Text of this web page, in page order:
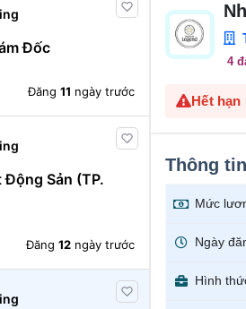
Đốc
Đăng 11 ngày trước
Sản (TP.
Đăng 12 ngày trước
4
Hết
Thông
Mức
Ngày
Hình